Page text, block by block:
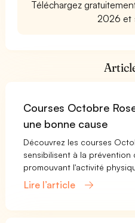
Téléchargez
2026 et
Courses Octobre
une bonne cause
Découvrez les courses
sensibilisent à la
promouvant l'activité
Lire l’article